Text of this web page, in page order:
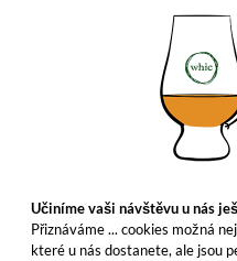
Do
Všechny
Učiníme vaši návštěvu u nás
Přiznáváme ... cookies možná
které u nás dostanete, ale jsou